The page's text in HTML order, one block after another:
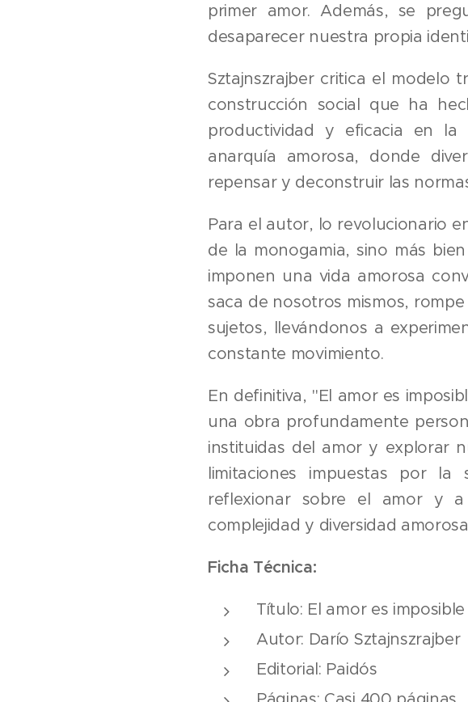
primer amor. Además, se
desaparecer nuestra propia
Sztajnszrajber critica el modelo
construcción social que ha
productividad y eficacia en la
anarquía amorosa, donde
repensar y deconstruir las
Para el autor, lo revolucionario
de la monogamia, sino más
imponen una vida amorosa
saca de nosotros mismos,
sujetos, llevándonos a
constante movimiento.
En definitiva, "El amor es
una obra profundamente
instituidas del amor y explorar
limitaciones impuestas por la
reflexionar sobre el amor y
complejidad y diversidad
Ficha Técnica:
Título: El amor es imposible
Autor: Darío Sztajnszrajber
Editorial: Paidós